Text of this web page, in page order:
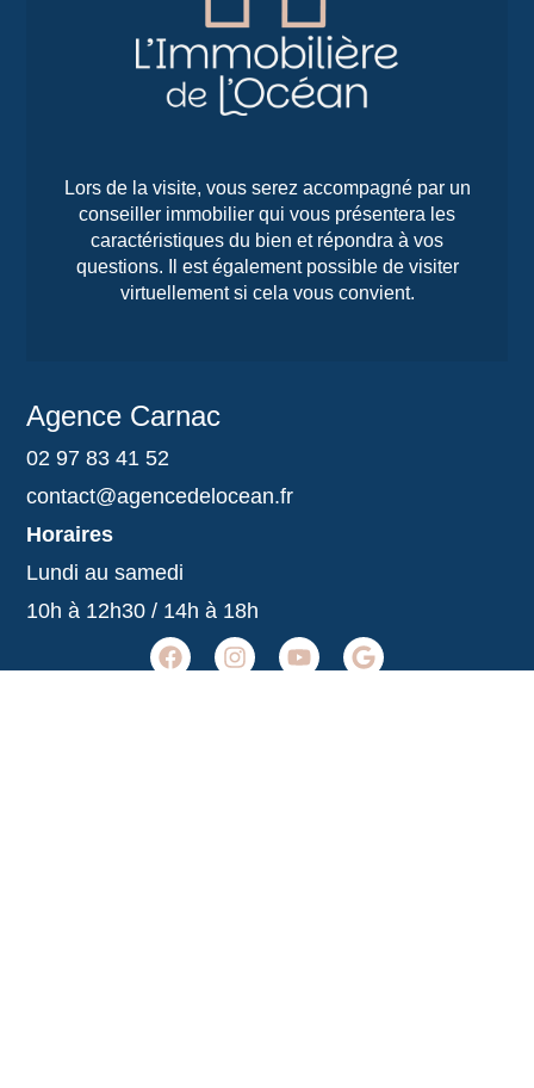
Agence Carnac
02 97 83 41 52
contact@agencedelocean.fr
Horaires
Lundi au samedi
10h à 12h30 / 14h à 18h
Lors de la visite, vous serez accompagné par un
conseiller immobilier qui vous présentera les
caractéristiques du bien et répondra à vos
questions. Il est également possible de visiter
virtuellement si cela vous convient.